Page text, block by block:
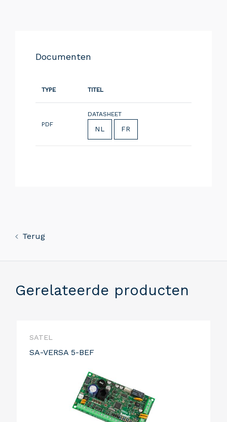
Documenten
TYPE TITEL
PDF
DATASHEET
NL FR
Terug
Gerelateerde producten
SATEL
SA-VERSA 5-BEF